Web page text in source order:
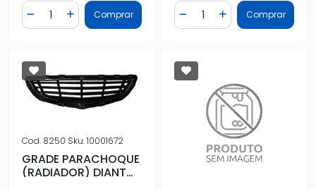
Diminuir Quantidade
Quantidade
Adicionar Quantidade
Comprar Diminuir Quantidade
Quantidade
AdicionarComprar
Cod. 8250 Sku.10001672
GRADE PARACHOQUE
(RADIADOR) DIANT